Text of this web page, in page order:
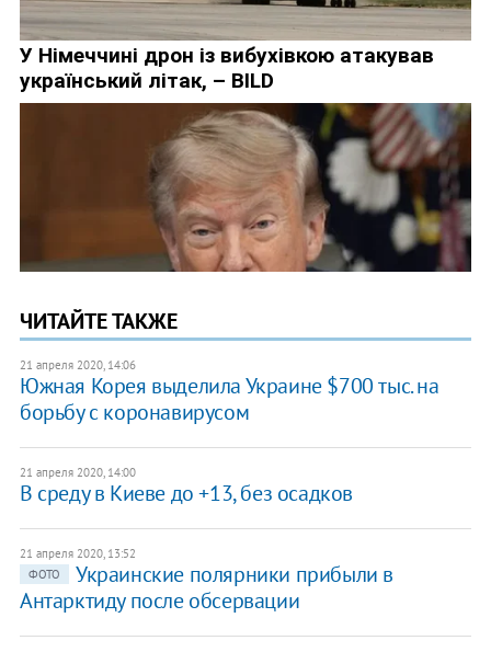
ЧИТАЙТЕ ТАКЖЕ
21 апреля 2020, 14:06
Южная Корея выделила Украине $700 тыс. на
борьбу с коронавирусом
21 апреля 2020, 14:00
В среду в Киеве до +13, без осадков
21 апреля 2020, 13:52
ФОТО
Украинские полярники прибыли в
Антарктиду после обсервации